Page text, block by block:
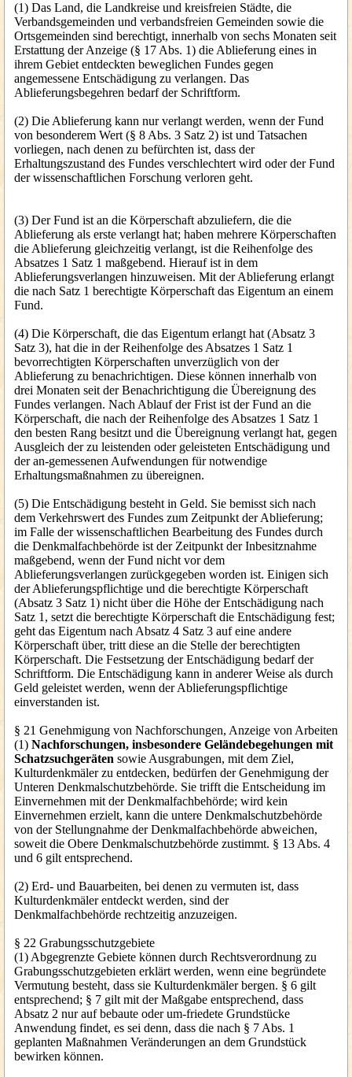
(1) Das Land, die Landkreise und kreisfreien Städte, die
Verbandsgemeinden und verbandsfreien Gemeinden sowie die
Ortsgemeinden sind berechtigt, innerhalb von sechs Monaten seit
Erstattung der Anzeige (§ 17 Abs. 1) die Ablieferung eines in
ihrem Gebiet entdeckten beweglichen Fundes gegen
angemessene Entschädigung zu verlangen. Das
Ablieferungsbegehren bedarf der Schriftform.
(2) Die Ablieferung kann nur verlangt werden, wenn der Fund
von besonderem Wert (§ 8 Abs. 3 Satz 2) ist und Tatsachen
vorliegen, nach denen zu befürchten ist, dass der
Erhaltungszustand des Fundes verschlechtert wird oder der Fund
der wissenschaftlichen Forschung verloren geht.
(3) Der Fund ist an die Körperschaft abzuliefern, die die
Ablieferung als erste verlangt hat; haben mehrere Körperschaften
die Ablieferung gleichzeitig verlangt, ist die Reihenfolge des
Absatzes 1 Satz 1 maßgebend. Hierauf ist in dem
Ablieferungsverlangen hinzuweisen. Mit der Ablieferung erlangt
die nach Satz 1 berechtigte Körperschaft das Eigentum an einem
Fund.
(4) Die Körperschaft, die das Eigentum erlangt hat (Absatz 3
Satz 3), hat die in der Reihenfolge des Absatzes 1 Satz 1
bevorrechtigten Körperschaften unverzüglich von der
Ablieferung zu benachrichtigen. Diese können innerhalb von
drei Monaten seit der Benachrichtigung die Übereignung des
Fundes verlangen. Nach Ablauf der Frist ist der Fund an die
Körperschaft, die nach der Reihenfolge des Absatzes 1 Satz 1
den besten Rang besitzt und die Übereignung verlangt hat, gegen
Ausgleich der zu leistenden oder geleisteten Entschädigung und
der an-gemessenen Aufwendungen für notwendige
Erhaltungsmaßnahmen zu übereignen.
(5) Die Entschädigung besteht in Geld. Sie bemisst sich nach
dem Verkehrswert des Fundes zum Zeitpunkt der Ablieferung;
im Falle der wissenschaftlichen Bearbeitung des Fundes durch
die Denkmalfachbehörde ist der Zeitpunkt der Inbesitznahme
maßgebend, wenn der Fund nicht vor dem
Ablieferungsverlangen zurückgegeben worden ist. Einigen sich
der Ablieferungspflichtige und die berechtigte Körperschaft
(Absatz 3 Satz 1) nicht über die Höhe der Entschädigung nach
Satz 1, setzt die berechtigte Körperschaft die Entschädigung fest;
geht das Eigentum nach Absatz 4 Satz 3 auf eine andere
Körperschaft über, tritt diese an die Stelle der berechtigten
Körperschaft. Die Festsetzung der Entschädigung bedarf der
Schriftform. Die Entschädigung kann in anderer Weise als durch
Geld geleistet werden, wenn der Ablieferungspflichtige
einverstanden ist.
§ 21 Genehmigung von Nachforschungen, Anzeige von Arbeiten
(1) Nachforschungen, insbesondere Geländebegehungen mit
Schatzsuchgeräten sowie Ausgrabungen, mit dem Ziel,
Kulturdenkmäler zu entdecken, bedürfen der Genehmigung der
Unteren Denkmalschutzbehörde. Sie trifft die Entscheidung im
Einvernehmen mit der Denkmalfachbehörde; wird kein
Einvernehmen erzielt, kann die untere Denkmalschutzbehörde
von der Stellungnahme der Denkmalfachbehörde abweichen,
soweit die Obere Denkmalschutzbehörde zustimmt. § 13 Abs. 4
und 6 gilt entsprechend.
(2) Erd- und Bauarbeiten, bei denen zu vermuten ist, dass
Kulturdenkmäler entdeckt werden, sind der
Denkmalfachbehörde rechtzeitig anzuzeigen.
§ 22 Grabungsschutzgebiete
(1) Abgegrenzte Gebiete können durch Rechtsverordnung zu
Grabungsschutzgebieten erklärt werden, wenn eine begründete
Vermutung besteht, dass sie Kulturdenkmäler bergen. § 6 gilt
entsprechend; § 7 gilt mit der Maßgabe entsprechend, dass
Absatz 2 nur auf bebaute oder um-friedete Grundstücke
Anwendung findet, es sei denn, dass die nach § 7 Abs. 1
geplanten Maßnahmen Veränderungen an dem Grundstück
bewirken können.